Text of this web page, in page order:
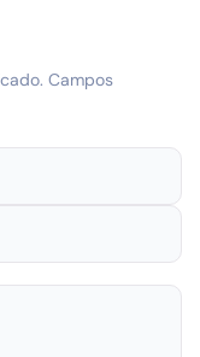
Campos